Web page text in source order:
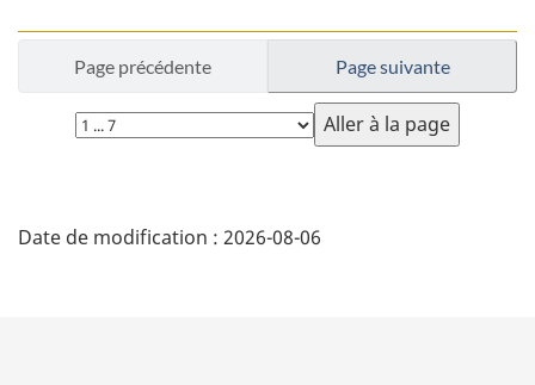
Page précédente Page suivante
Choisissez
la
é
Date de modification : 2026-08-06